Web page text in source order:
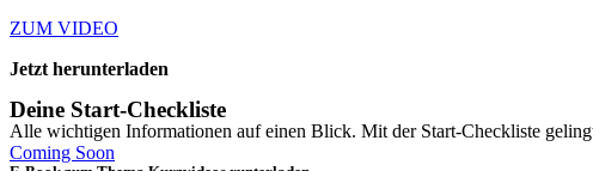
ZUM VIDEO
Jetzt herunterladen
Deine Start-Checkliste
Alle wichtigen Informationen auf einen Blick. Mit der Start-Checkliste
Coming Soon